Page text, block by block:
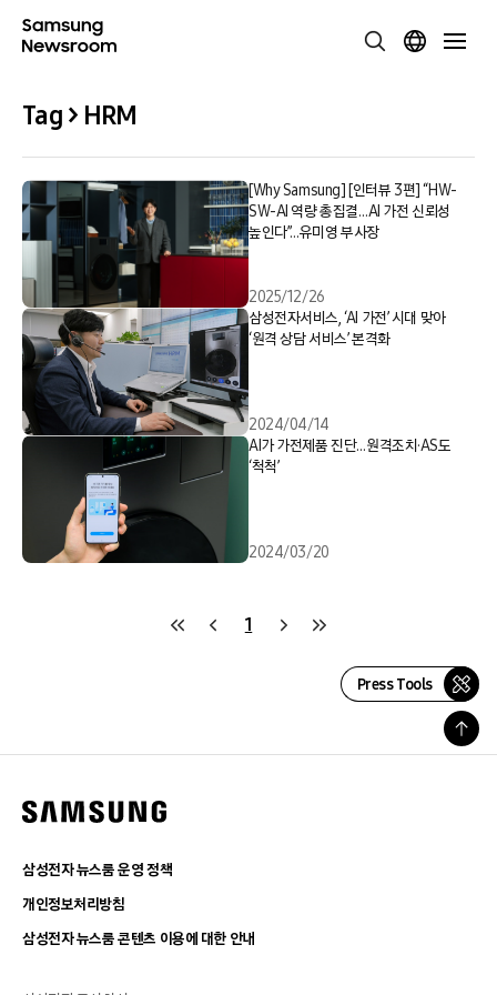
Tag > HRM
[Why Samsung] [인터뷰 3편] “HW-
SW-AI 역량 총집결…AI 가전 신뢰성
높인다”…유미영 부사장
2025/12/26
삼성전자서비스, ‘AI 가전’ 시대 맞아
‘원격 상담 서비스’ 본격화
2024/04/14
AI가 가전제품 진단…원격조치·AS도
‘척척’
2024/03/20
1
Press Tools
삼성전자 뉴스룸 운영 정책
개인정보처리방침
삼성전자 뉴스룸 콘텐츠 이용에 대한 안내